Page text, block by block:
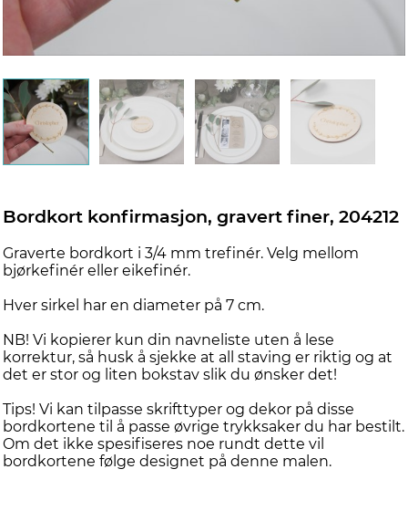
Bordkort konfirmasjon, gravert finer, 204212
Graverte bordkort i 3/4 mm trefinér. Velg mellom
bjørkefinér eller eikefinér.
Hver sirkel har en diameter på 7 cm.
NB! Vi kopierer kun din navneliste uten å lese
korrektur, så husk å sjekke at all staving er riktig og at
det er stor og liten bokstav slik du ønsker det!
Tips! Vi kan tilpasse skrifttyper og dekor på disse
bordkortene til å passe øvrige trykksaker du har bestilt.
Om det ikke spesifiseres noe rundt dette vil
bordkortene følge designet på denne malen.